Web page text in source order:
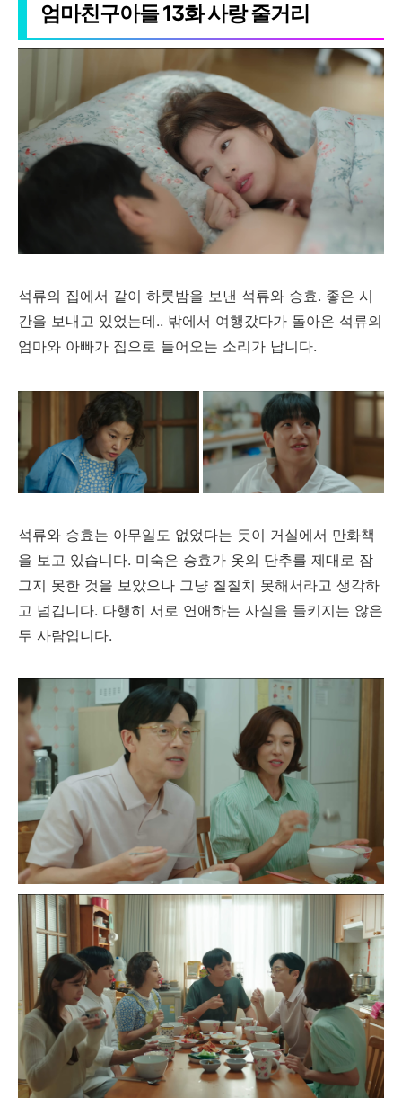
엄마친구아들 13화 사랑 줄거리
석류의 집에서 같이 하룻밤을 보낸 석류와 승효. 좋은 시
간을 보내고 있었는데.. 밖에서 여행갔다가 돌아온 석류의
엄마와 아빠가 집으로 들어오는 소리가 납니다.
석류와 승효는 아무일도 없었다는 듯이 거실에서 만화책
을 보고 있습니다. 미숙은 승효가 옷의 단추를 제대로 잠
그지 못한 것을 보았으나 그냥 칠칠치 못해서라고 생각하
고 넘깁니다. 다행히 서로 연애하는 사실을 들키지는 않은
두 사람입니다.